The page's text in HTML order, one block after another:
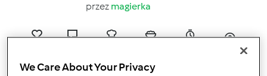
przez magierka
We Care About Your Privacy